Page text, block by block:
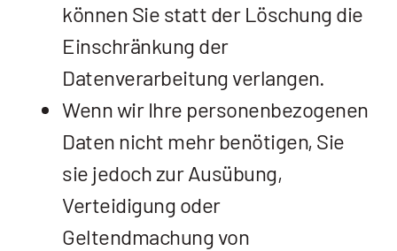
können Sie statt der Löschung die
Einschränkung der
Datenverarbeitung verlangen.
Wenn wir Ihre personenbezogenen
Daten nicht mehr benötigen, Sie
sie jedoch zur Ausübung,
Verteidigung oder
Geltendmachung von